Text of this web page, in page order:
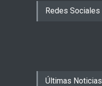
Redes Sociales
Últimas Noticias